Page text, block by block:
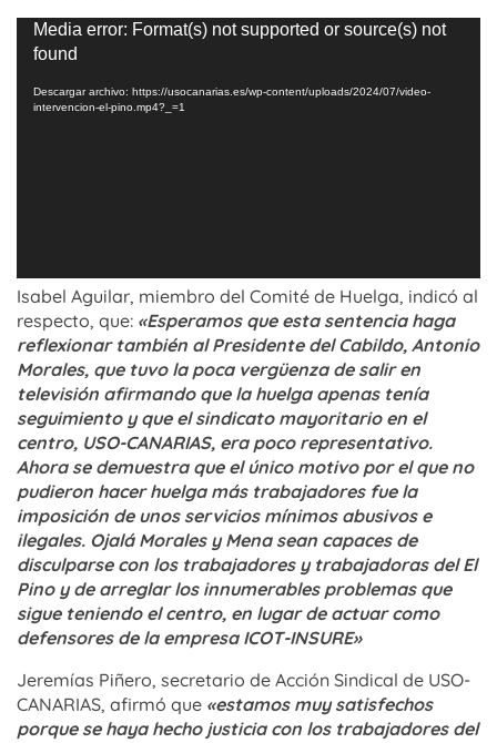
Reproductor
de
Media error: Format(s) not supported or source(s) not
found
Descargar archivo: https://usocanarias.es/wp-content/uploads/2024/07/video-
intervencion-el-pino.mp4?_=1
Isabel Aguilar, miembro del Comité de Huelga, indicó al
respecto, que: «Esperamos que esta sentencia haga
reflexionar también al Presidente del Cabildo, Antonio
Morales, que tuvo la poca vergüenza de salir en
televisión afirmando que la huelga apenas tenía
seguimiento y que el sindicato mayoritario en el
centro, USO-CANARIAS, era poco representativo.
Ahora se demuestra que el único motivo por el que no
pudieron hacer huelga más trabajadores fue la
imposición de unos servicios mínimos abusivos e
ilegales. Ojalá Morales y Mena sean capaces de
disculparse con los trabajadores y trabajadoras del El
Pino y de arreglar los innumerables problemas que
sigue teniendo el centro, en lugar de actuar como
defensores de la empresa ICOT-INSURE»
Jeremías Piñero, secretario de Acción Sindical de USO-
CANARIAS, afirmó que «estamos muy satisfechos
porque se haya hecho justicia con los trabajadores del